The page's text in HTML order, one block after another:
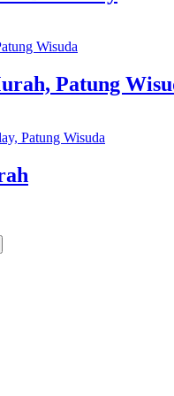
Patung